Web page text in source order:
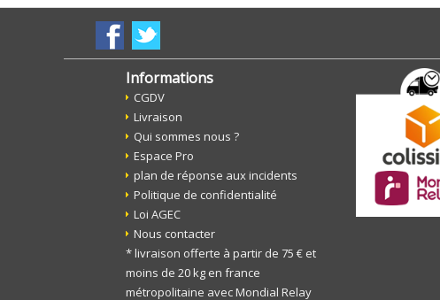
Informations
CGDV
Livraison
Qui sommes nous ?
Espace Pro
plan de réponse aux incidents
Politique de confidentialité
Loi AGEC
Nous contacter
* livraison offerte à partir de 75 € et
moins de 20 kg en france
métropolitaine avec Mondial Relay